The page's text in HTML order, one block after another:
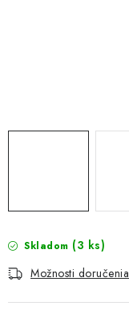
Skladom (3 ks)
Možnosti doručenia